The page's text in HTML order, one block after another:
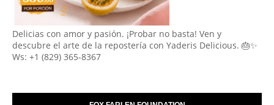
Delicias con amor y pasión. ¡Probar no basta! Ven y
descubre el arte de la repostería con Yaderis Delicious. 🎂✨
Ws: +1 (829) 365-8367